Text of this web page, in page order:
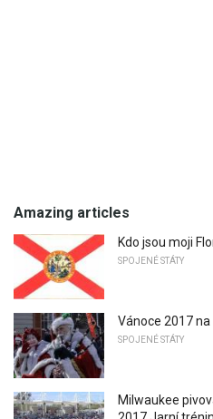
Amazing articles
Kdo jsou moji
SPOJENÉ STÁTY
Vánoce 2017
SPOJENÉ STÁTY
Milwaukee